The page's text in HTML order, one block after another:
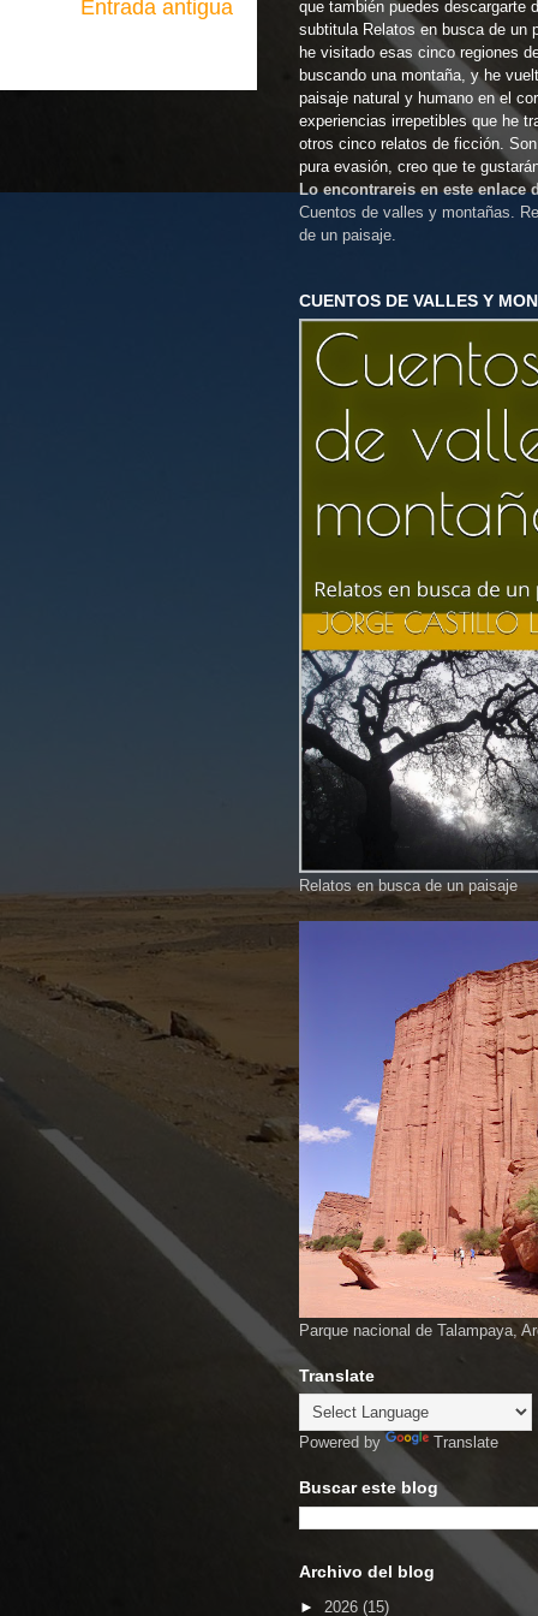
Entrada antigua
que también puedes descargarte
subtitula Relatos en busca de un
he visitado esas cinco regiones
buscando una montaña, y he
paisaje natural y humano en el
experiencias irrepetibles que he
otros cinco relatos de ficción.
pura evasión, creo que te
Lo encontrareis en este enlace
Cuentos de valles y montañas.
de un paisaje.
CUENTOS DE VALLES Y
Relatos en busca de un paisaje
Parque nacional de Talampaya,
Translate
Powered by Translate
Buscar este blog
Archivo del blog
► 2026 (15)